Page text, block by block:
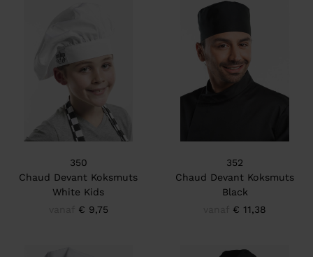
350
Chaud Devant Koksmuts
White Kids
€ 9,75
352
Chaud Devant Koksmuts
Black
€ 11,38